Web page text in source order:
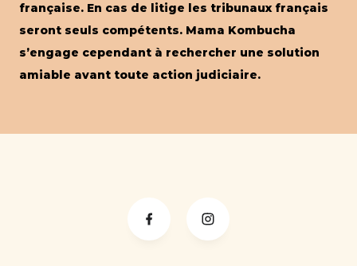
française. En cas de litige les tribunaux français
seront seuls compétents. Mama Kombucha
s’engage cependant à rechercher une solution
amiable avant toute action judiciaire.